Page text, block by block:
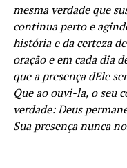
mesma verdade que
continua perto e
história e da certeza
oração e em cada dia
que a presença dEle
Que ao ouvi-la, o seu
verdade: Deus
Sua presença nunca